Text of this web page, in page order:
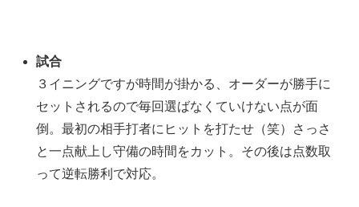
試合
３イニングですが時間が掛かる、オーダーが勝手に
セットされるので毎回選ばなくていけない点が面
倒。最初の相手打者にヒットを打たせ（笑）さっさ
と一点献上し守備の時間をカット。その後は点数取
って逆転勝利で対応。